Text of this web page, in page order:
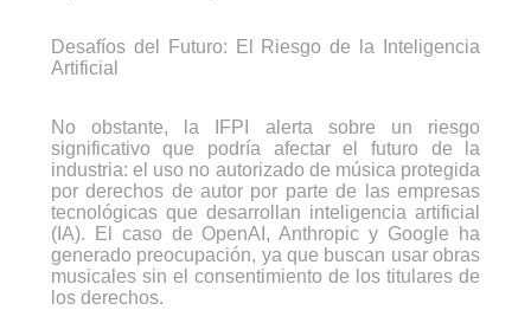
Desafíos del Futuro: El Riesgo de la Inteligencia
Artificial
No obstante, la IFPI alerta sobre un riesgo
significativo que podría afectar el futuro de la
industria: el uso no autorizado de música protegida
por derechos de autor por parte de las empresas
tecnológicas que desarrollan inteligencia artificial
(IA). El caso de OpenAI, Anthropic y Google ha
generado preocupación, ya que buscan usar obras
musicales sin el consentimiento de los titulares de
los derechos.